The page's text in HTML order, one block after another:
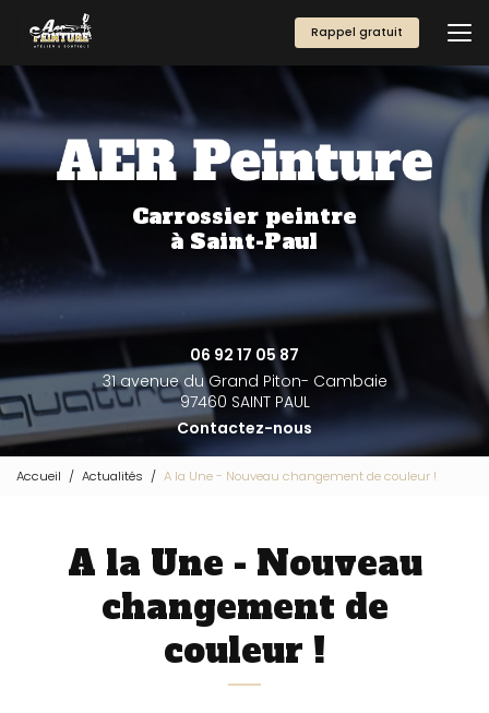
contenu
principal
Rappel gratuit
Carrossier peintre
à Saint-Paul
06 92 17 05 87
31 avenue du Grand Piton- Cambaie
97460 SAINT PAUL
Contactez-nous
Accueil Actualités A la Une - Nouveau changement de couleur !
A la Une - Nouveau
changement de
couleur !